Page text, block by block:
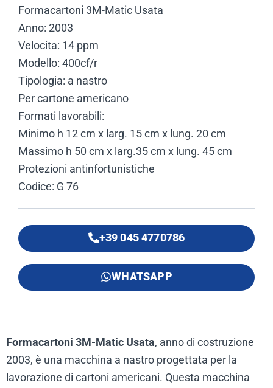
Formacartoni 3M-Matic Usata
Anno: 2003
Velocita: 14 ppm
Modello: 400cf/r
Tipologia: a nastro
Per cartone americano
Formati lavorabili:
Minimo h 12 cm x larg. 15 cm x lung. 20 cm
Massimo h 50 cm x larg.35 cm x lung. 45 cm
Protezioni antinfortunistiche
Codice: G 76
+39 045 4770786
WHATSAPP
Formacartoni 3M-Matic Usata, anno di costruzione
2003, è una macchina a nastro progettata per la
lavorazione di cartoni americani. Questa macchina